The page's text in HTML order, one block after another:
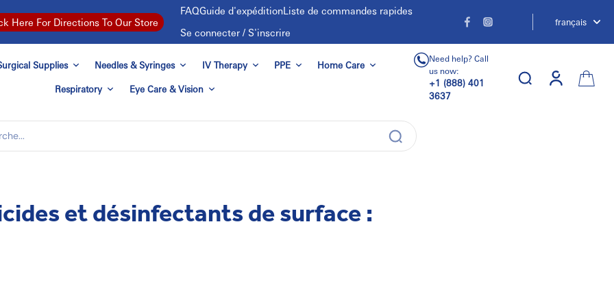
FAQGuide d'expéditionListe de commandes rapides
Se connecter / S'inscrire
Here For Directions To Our Store français
Need help? Call
us now:
+1 (888) 401
3637
Supplies Needles & Syringes IV Therapy PPE Home Care
Respiratory Eye Care & Vision
et désinfectants de surface :